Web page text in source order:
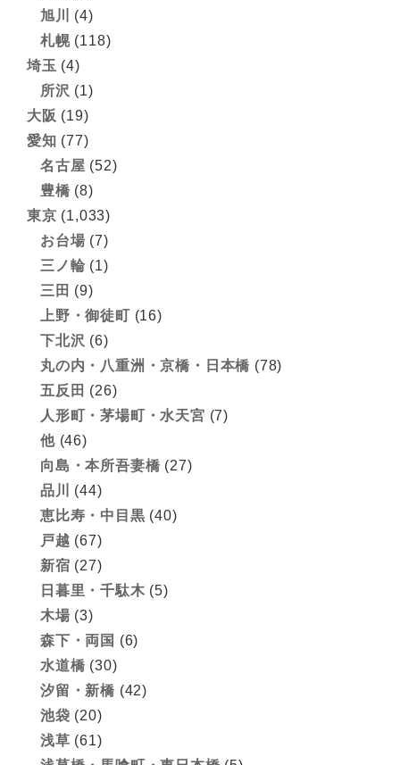
旭川
(4)
札幌(118)
埼玉 (4)
所沢 (1)
大阪 (19)
愛知 (77)
名古屋 (52)
豊橋 (8)
東京 (1,033)
お台場 (7)
三ノ輪 (1)
三田 (9)
上野・御徒町 (16)
下北沢 (6)
丸の内・八重洲・京橋・日本橋 (78)
五反田 (26)
人形町・茅場町・水天宮 (7)
他(46)
向島・本所吾妻橋 (27)
品川
(44)
恵比寿・中目黒 (40)
戸越 (67)
新宿 (27)
日暮里・千駄木 (5)
木場 (3)
森下・両国 (6)
水道橋 (30)
汐留・新橋 (42)
池袋 (20)
浅草 (61)